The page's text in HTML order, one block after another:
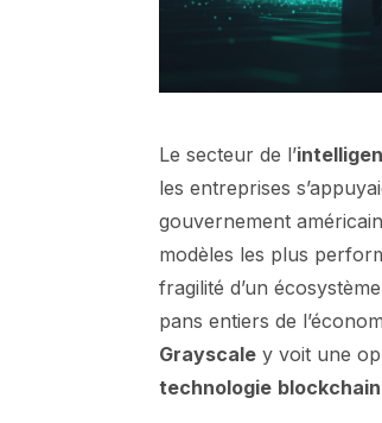
Le secteur de l’
les entreprises
gouvernement
modèles les plus
fragilité d’un
pans entiers de
Grayscale y voit une
technologie blockchain